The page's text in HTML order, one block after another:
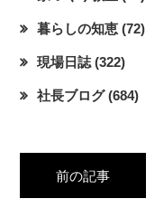
暮らしの知恵 (72)
現場日誌 (322)
社長ブログ(684)
前の記事